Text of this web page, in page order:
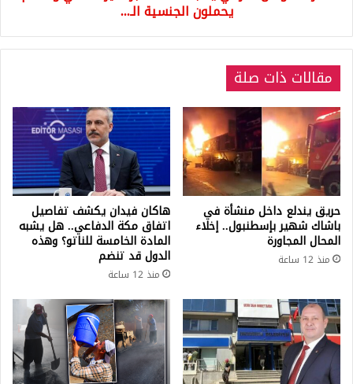
الجنسية
يحملون الجنسية الـ...
مقالات ذات صلة
حريق يندلع داخل منشأة في
باشاك شهير بإسطنبول.. إخلاء
المحال المجاورة
منذ 12 ساعة
هاكان فيدان يكشف تفاصيل
اتفاق مكة الدفاعي.. هل يشبه
المادة الخامسة للناتو؟ وهذه
الدول قد تنضم
منذ 12 ساعة